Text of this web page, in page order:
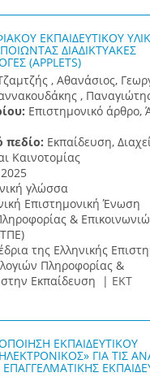
ΕΚΠΑΙΔΕΥΤΙΚΟΥ
ΔΙΑΔΙΚΤΥΑΚΕΣ
(APPLETS)
, Αθανάσιος,
,
Επιστημονικό άρθρο,
πεδίο: Εκπαίδευση,
Καινοτομίας
2025
γλώσσα
Επιστημονική Ένωση
&
της Ελληνικής
Πληροφορίας &
στην Εκπαίδευση | ΕΚΤ
ΕΚΠΑΙΔΕΥΤΙΚΟΥ
ΓΙΑ ΤΙΣ